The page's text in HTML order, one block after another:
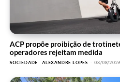
ACP propõe proibição de
operadores rejeitam medida
SOCIEDADE ALEXANDRE LOPES - 08/08/2026